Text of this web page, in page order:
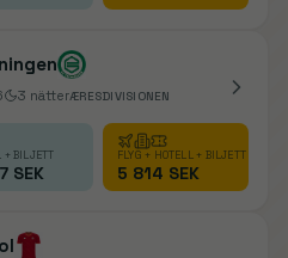
3 nätterÆRESDIVISIONEN
+ BILJETT
SEK
FLYG + HOTELL + BILJETT
5 814 SEK